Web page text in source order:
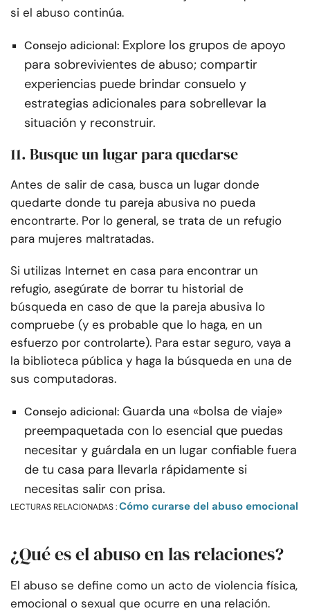
si el abuso continúa.
Consejo adicional: Explore los grupos de apoyo
para sobrevivientes de abuso; compartir
experiencias puede brindar consuelo y
estrategias adicionales para sobrellevar la
situación y reconstruir.
11. Busque un lugar para quedarse
Antes de salir de casa, busca un lugar donde
quedarte donde tu pareja abusiva no pueda
encontrarte. Por lo general, se trata de un refugio
para mujeres maltratadas.
Si utilizas Internet en casa para encontrar un
refugio, asegúrate de borrar tu historial de
búsqueda en caso de que la pareja abusiva lo
compruebe (y es probable que lo haga, en un
esfuerzo por controlarte). Para estar seguro, vaya a
la biblioteca pública y haga la búsqueda en una de
sus computadoras.
Consejo adicional: Guarda una «bolsa de viaje»
preempaquetada con lo esencial que puedas
necesitar y guárdala en un lugar confiable fuera
de tu casa para llevarla rápidamente si
necesitas salir con prisa.
LECTURAS RELACIONADAS :Cómo curarse del abuso emocional
¿Qué es el abuso en las relaciones?
El abuso se define como un acto de violencia física,
emocional o sexual que ocurre en una relación.